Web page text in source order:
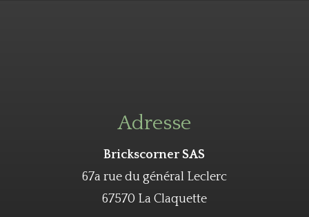
Adresse
Brickscorner SAS
67a rue du général Leclerc
67570 La Claquette